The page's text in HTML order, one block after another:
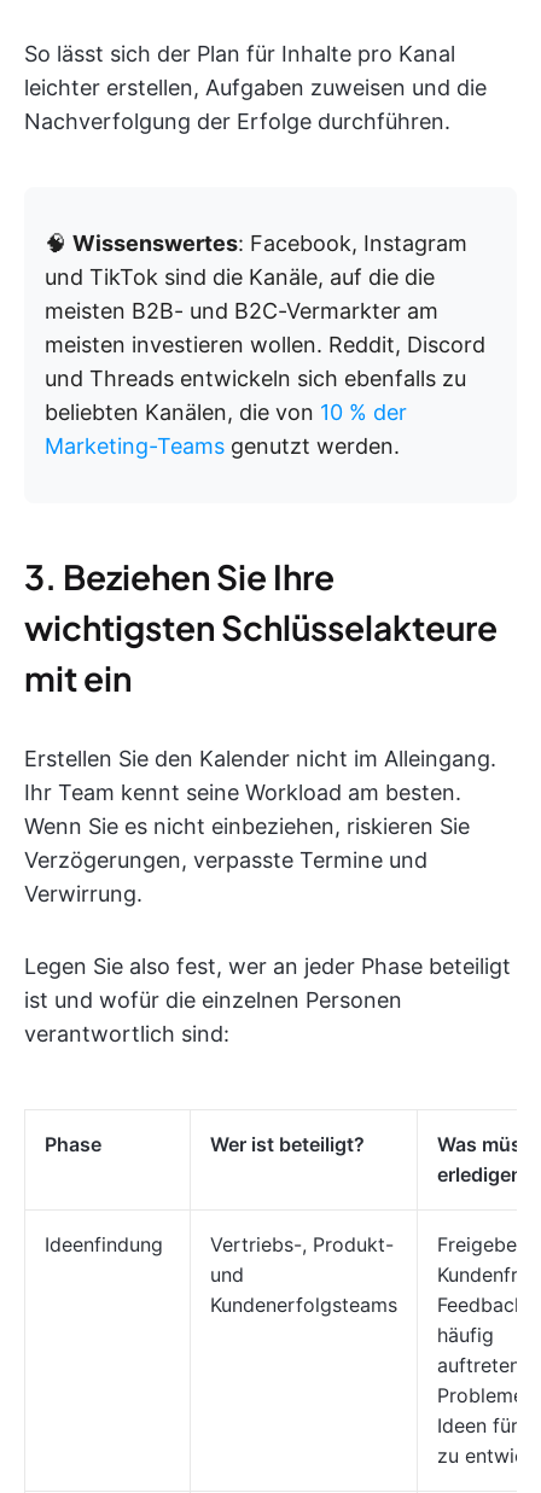
So lässt sich der Plan für Inhalte pro Kanal
leichter erstellen, Aufgaben zuweisen und die
Nachverfolgung der Erfolge durchführen.
🧠 Wissenswertes: Facebook, Instagram
und TikTok sind die Kanäle, auf die die
meisten B2B- und B2C-Vermarkter am
meisten investieren wollen. Reddit, Discord
und Threads entwickeln sich ebenfalls zu
beliebten Kanälen, die von 10 % der
Marketing-Teams genutzt werden.
3. Beziehen Sie Ihre
wichtigsten Schlüsselakteure
mit ein
Erstellen Sie den Kalender nicht im Alleingang.
Ihr Team kennt seine Workload am besten.
Wenn Sie es nicht einbeziehen, riskieren Sie
Verzögerungen, verpasste Termine und
Verwirrung.
Legen Sie also fest, wer an jeder Phase beteiligt
ist und wofür die einzelnen Personen
verantwortlich sind:
Phase Wer ist beteiligt?
Was
erledigen?
Ideenfindung
Vertriebs-, Produkt-
und
Kundenerfolgsteams
Freigeben
Feedback
häufig
Probleme,
Ideen für
zu